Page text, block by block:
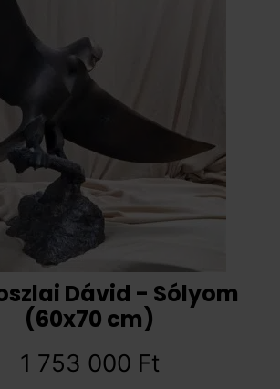
Dávid - Sólyom
(60x70 cm)
1 753 000 Ft